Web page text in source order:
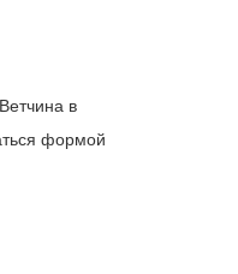
в
формой